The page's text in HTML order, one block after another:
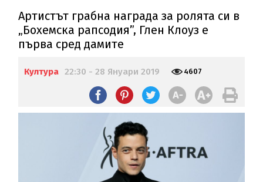
Артистът грабна награда за ролята си в
„Бохемска рапсодия”, Глен Клоуз е
първа сред дамите
Култура 22:30 - 28 Януари 2019 4607